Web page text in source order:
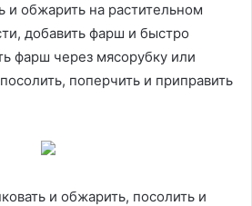
и обжарить на растительном
добавить фарш и быстро
фарш через мясорубку или
поперчить и приправить
и обжарить, посолить и